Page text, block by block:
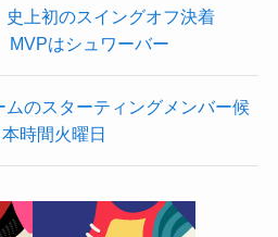
史上初のスイングオフ決着
MVPはシュワーバー
のスターティングメンバー候
時間火曜日